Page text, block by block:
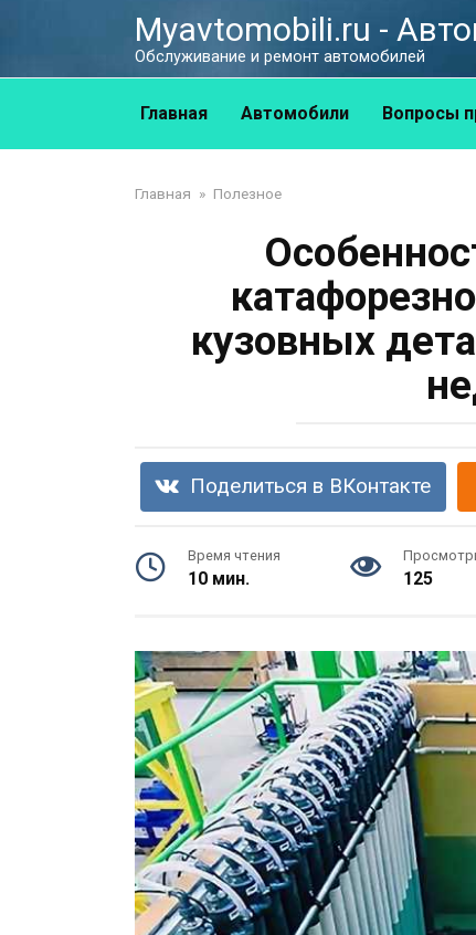
Myavtomobili.ru -
Обслуживание и ремонт автомобилей
Главная Автомобили Вопросы
Главная » Полезное
кузовных
Поделиться в ВКонтакте
Время чтения
10 мин. 125